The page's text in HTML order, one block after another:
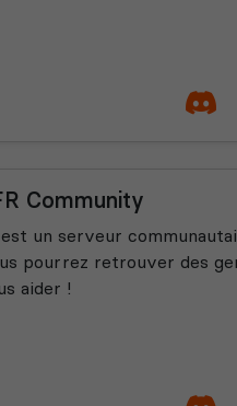
Community
un serveur
pourrez retrouver des
aider !